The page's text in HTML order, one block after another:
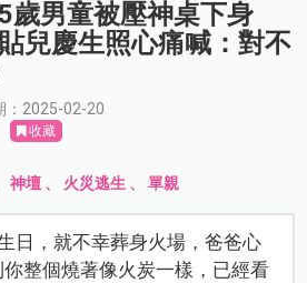
歲男童被壓神桌下身
兒慶生照心痛喊：對不
：2025-02-20
收藏
神壇 、 火災逃生 、單親
日，就不幸葬身火場，爸爸心
整個燒著像火炭一樣，已經看